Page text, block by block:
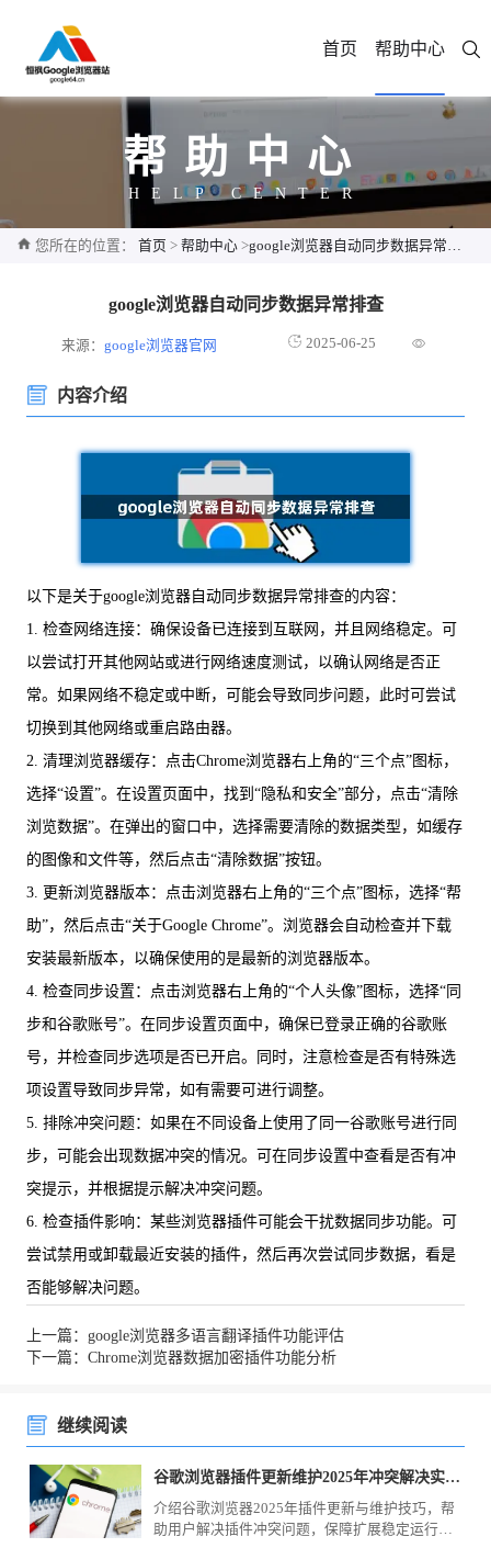
首页 帮助中心
帮助中心
HELP CENTER
您所在的位置： 首页 > 帮助中心 >google浏览器自动同步数据异常排查
google浏览器自动同步数据异常排查
来源：google浏览器官网 2025-06-25
内容介绍
以下是关于google浏览器自动同步数据异常排查的内容：
1. 检查网络连接：确保设备已连接到互联网，并且网络稳定。可
以尝试打开其他网站或进行网络速度测试，以确认网络是否正
常。如果网络不稳定或中断，可能会导致同步问题，此时可尝试
切换到其他网络或重启路由器。
2. 清理浏览器缓存：点击Chrome浏览器右上角的“三个点”图标，
选择“设置”。在设置页面中，找到“隐私和安全”部分，点击“清除
浏览数据”。在弹出的窗口中，选择需要清除的数据类型，如缓存
的图像和文件等，然后点击“清除数据”按钮。
3. 更新浏览器版本：点击浏览器右上角的“三个点”图标，选择“帮
助”，然后点击“关于Google Chrome”。浏览器会自动检查并下载
安装最新版本，以确保使用的是最新的浏览器版本。
4. 检查同步设置：点击浏览器右上角的“个人头像”图标，选择“同
步和谷歌账号”。在同步设置页面中，确保已登录正确的谷歌账
号，并检查同步选项是否已开启。同时，注意检查是否有特殊选
项设置导致同步异常，如有需要可进行调整。
5. 排除冲突问题：如果在不同设备上使用了同一谷歌账号进行同
步，可能会出现数据冲突的情况。可在同步设置中查看是否有冲
突提示，并根据提示解决冲突问题。
6. 检查插件影响：某些浏览器插件可能会干扰数据同步功能。可
尝试禁用或卸载最近安装的插件，然后再次尝试同步数据，看是
否能够解决问题。
上一篇：google浏览器多语言翻译插件功能评估
下一篇：Chrome浏览器数据加密插件功能分析
继续阅读
谷歌浏览器插件更新维护2025年冲突解决实用教程
介绍谷歌浏览器2025年插件更新与维护技巧，帮
助用户解决插件冲突问题，保障扩展稳定运行，